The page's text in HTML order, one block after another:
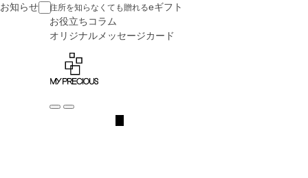
住所を知らなくても贈れるeギフト
お役立ちコラム
オリジナル メッセージカード
お知らせ